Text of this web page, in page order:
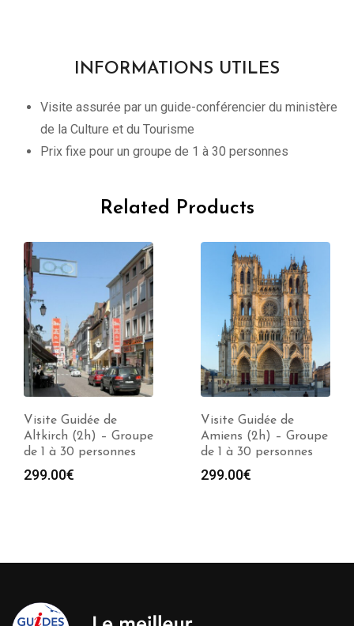
INFORMATIONS UTILES
Visite assurée par un guide-conférencier du ministère
de la Culture et du Tourisme
Prix fixe pour un groupe de 1 à 30 personnes
Related Products
Visite Guidée de
Altkirch (2h) – Groupe
de 1 à 30 personnes
299.00€
Visite Guidée de
Amiens (2h) – Groupe
de 1 à 30 personnes
299.00€